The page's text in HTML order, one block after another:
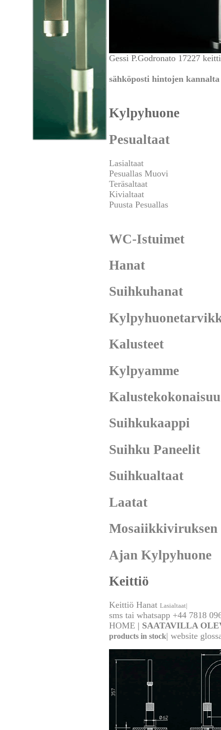
Gessi P.Godronato 17227
sähköposti hintojen
Kylpyhuone
Pesualtaat
Lasialtaat
Pesuallas Muovi
Teräsaltaat
Kivialtaat
Puusta Pesuallas
WC-Istuimet
Hanat
Suihkuhanat
Kalusteet
Kylpyamme
Suihkukaappi
Suihku Paneelit
Suihkualtaat
Laatat
Mosaiikkiviruksen
Ajan Kylpyhuone
Keittiö
Keittiö Hanat Lasialtaat|
sms tai whatsapp +44 7818
HOME | SAATAVILLA
products in stock| website